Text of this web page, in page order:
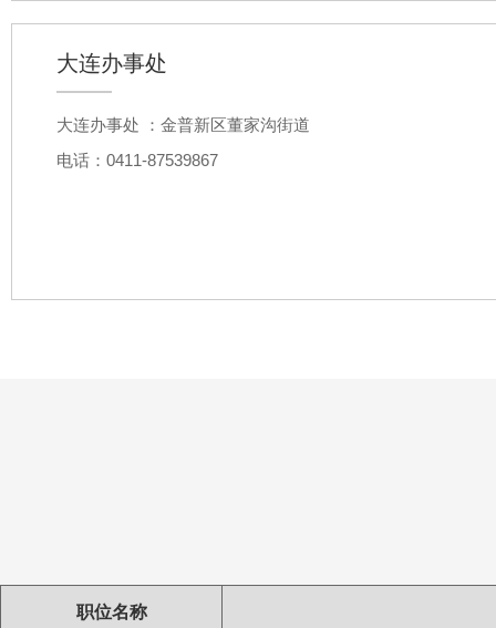
大连办事处
大连办事处 ：金普新区董家沟街道
电话：0411-87539867
职位名称